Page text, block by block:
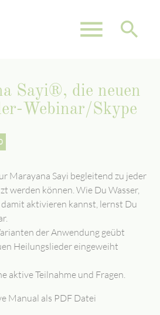
menu search
SUCHEN
Sayi®, die neuen
Webinar/Skype
Marayana Sayi begleitend zu jeder
werden können. Wie Du Wasser,
aktivieren kannst, lernst Du
der Anwendung geübt
Heilungslieder eingeweiht
aktive Teilnahme und Fragen.
Manual als PDF Datei